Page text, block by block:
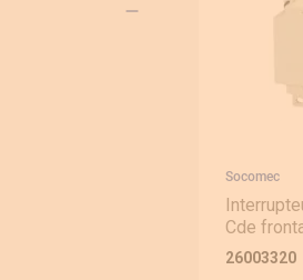
Socomec
Cde
26003320